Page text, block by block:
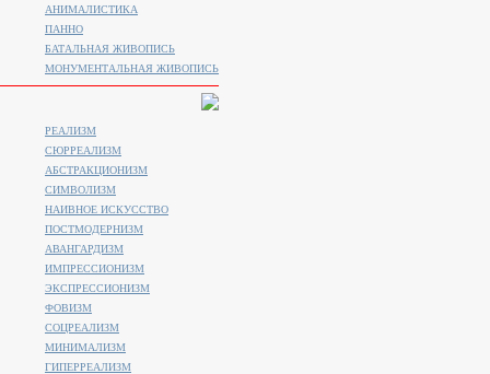
АНИМАЛИСТИКA
ПАННО
БАТАЛЬНАЯ ЖИВОПИСЬ
МОНУМЕНТАЛЬНАЯ ЖИВОПИСЬ
РЕАЛИЗМ
СЮРРЕАЛИЗМ
АБСТРАКЦИОНИЗМ
СИМВОЛИЗМ
НАИВНОЕ ИСКУССТВО
ПОСТМОДЕРНИЗМ
АВАНГАРДИЗМ
ИМПРЕССИОНИЗМ
ЭКСПРЕССИОНИЗМ
ФОВИЗМ
СОЦРЕАЛИЗМ
МИНИМАЛИЗМ
ГИПЕРРЕАЛИЗМ